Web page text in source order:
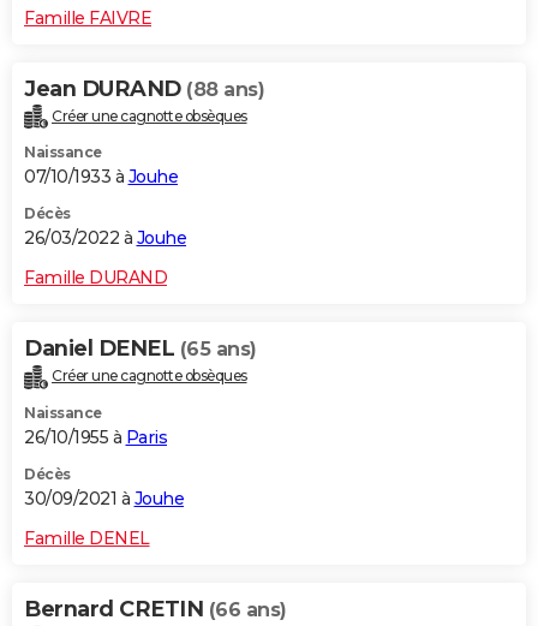
Famille FAIVRE
Jean DURAND (88 ans)
Créer une cagnotte obsèques
Naissance
07/10/1933 à Jouhe
Décès
26/03/2022 à Jouhe
Famille DURAND
Daniel DENEL (65 ans)
Créer une cagnotte obsèques
Naissance
26/10/1955 à Paris
Décès
30/09/2021 à Jouhe
Famille DENEL
Bernard CRETIN (66 ans)